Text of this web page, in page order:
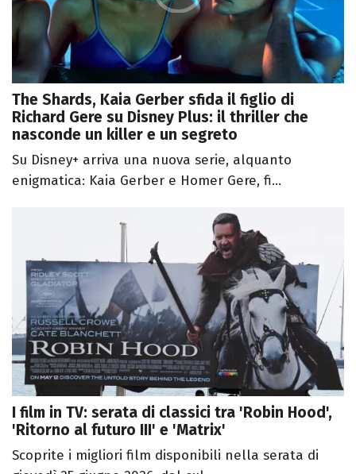
The Shards, Kaia Gerber sfida il figlio di
Richard Gere su Disney Plus: il thriller che
nasconde un killer e un segreto
Su Disney+ arriva una nuova serie, alquanto
enigmatica: Kaia Gerber e Homer Gere, fi...
I film in TV: serata di classici tra 'Robin Hood',
'Ritorno al futuro III' e 'Matrix'
Scoprite i migliori film disponibili nella serata di